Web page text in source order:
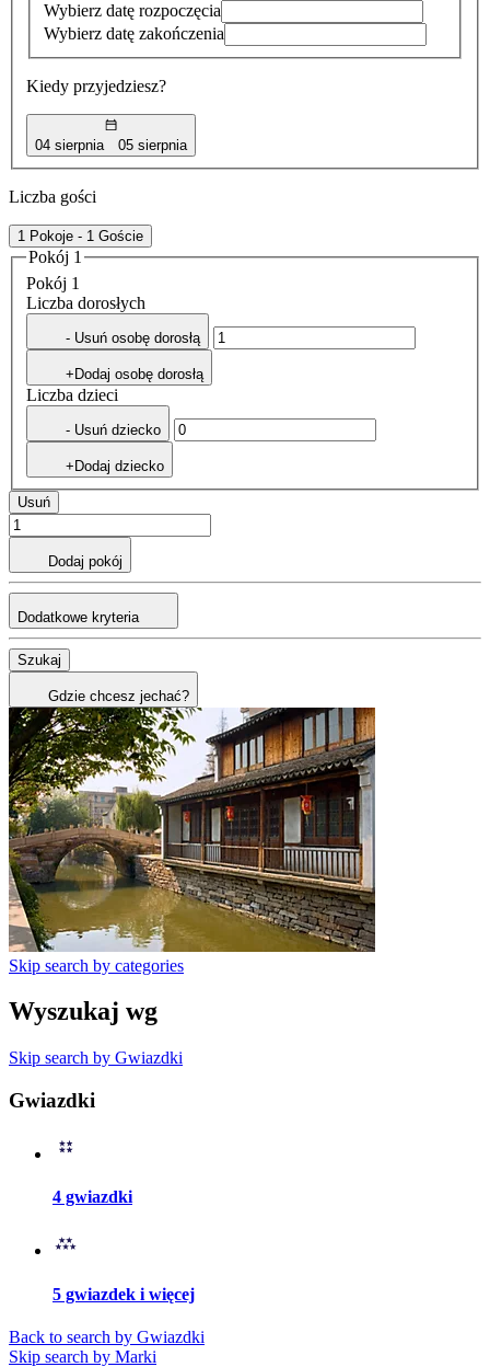
Wybierz datę rozpoczęcia
Wybierz datę zakończenia
Kiedy przyjedziesz?
04 sierpnia 05 sierpnia
Liczba gości
1 Pokoje - 1 Goście
Pokój 1
Pokój 1
Liczba dorosłych
- Usuń osobę dorosłą
+Dodaj osobę dorosłą
Liczba dzieci
- Usuń dziecko
+Dodaj dziecko
Usuń
Dodaj pokój
Dodatkowe kryteria
Szukaj
Gdzie chcesz jechać?
Skip search by categories
Wyszukaj wg
Skip search by Gwiazdki
Gwiazdki
4 gwiazdki
5 gwiazdek i więcej
Back to search by Gwiazdki
Skip search by Marki